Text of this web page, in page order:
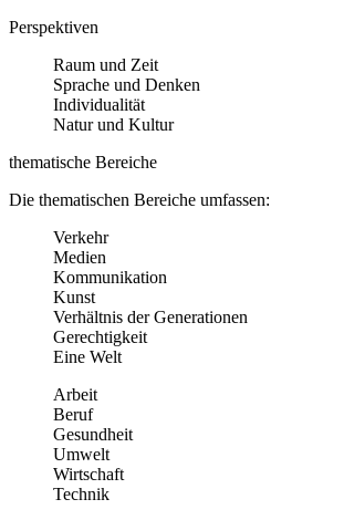
Perspektiven
Raum und Zeit
Sprache und Denken
Individualität
Natur und Kultur
thematische Bereiche
Die thematischen Bereiche umfassen:
Verkehr
Medien
Kommunikation
Kunst
Verhältnis der Generationen
Gerechtigkeit
Eine Welt
Arbeit
Beruf
Gesundheit
Umwelt
Wirtschaft
Technik